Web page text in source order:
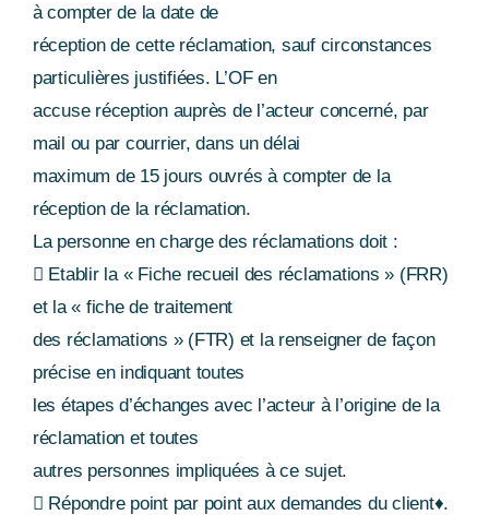
à compter de la date de
réception de cette réclamation, sauf circonstances
particulières justifiées. L’OF en
accuse réception auprès de l’acteur concerné, par
mail ou par courrier, dans un délai
maximum de 15 jours ouvrés à compter de la
réception de la réclamation.
La personne en charge des réclamations doit :
 Etablir la « Fiche recueil des réclamations » (FRR)
et la « fiche de traitement
des réclamations » (FTR) et la renseigner de façon
précise en indiquant toutes
les étapes d’échanges avec l’acteur à l’origine de la
réclamation et toutes
autres personnes impliquées à ce sujet.
 Répondre point par point aux demandes du client♦.